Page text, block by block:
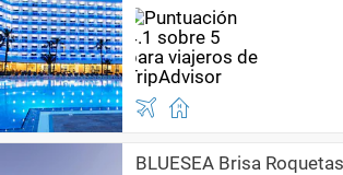
BLUESEA Brisa Roquetas